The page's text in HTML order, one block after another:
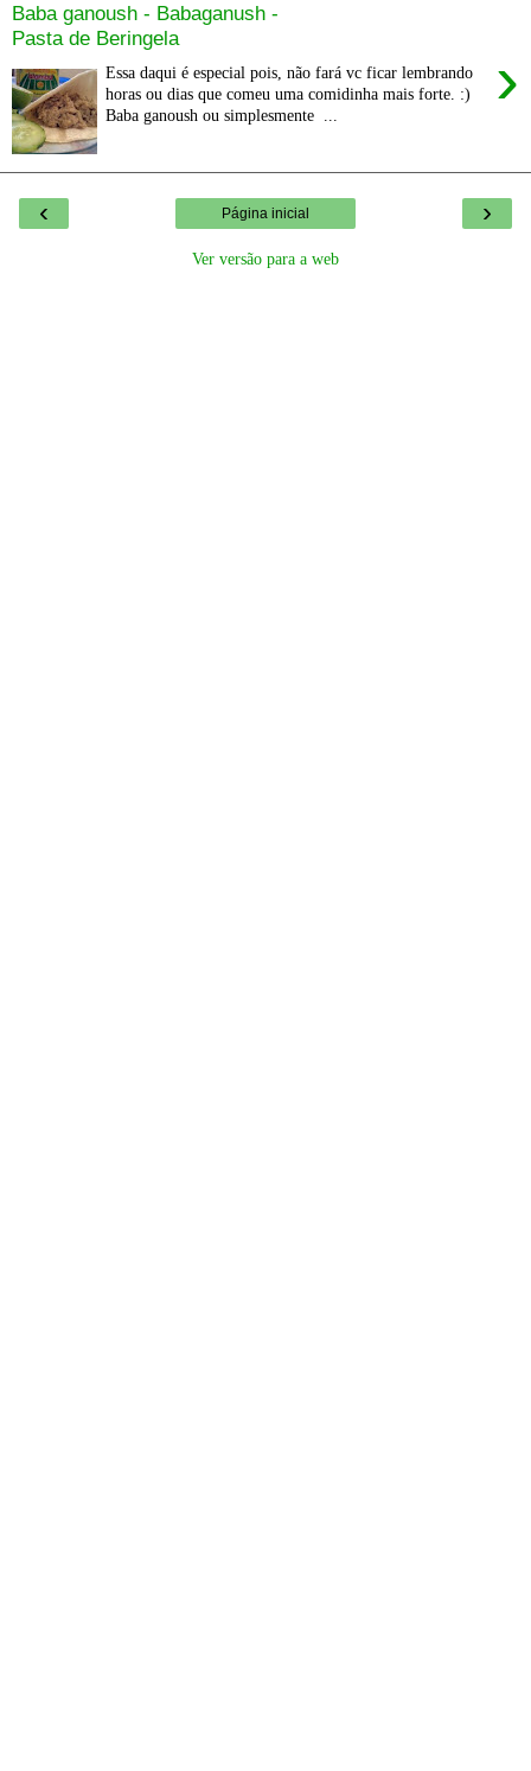
Baba ganoush - Babaganush -
Pasta de Beringela
›
Essa daqui é especial pois, não fará vc ficar lembrando
horas ou dias que comeu uma comidinha mais forte. :)
Baba ganoush ou simplesmente ...
‹ ›
Página inicial
Ver versão para a web